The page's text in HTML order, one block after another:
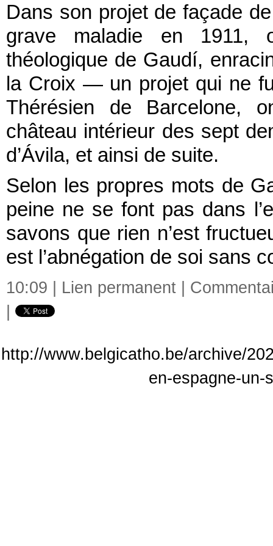
Dans son projet de façade
grave maladie en 1911,
théologique de Gaudí,
la Croix — un projet qui ne
Thérésien de Barcelone,
château intérieur des sept
d’Ávila, et ainsi de suite.
Selon les propres mots de
peine ne se font pas dans
savons que rien n’est
est l’abnégation de soi sans
10:09 | Lien permanent
http://www.belgicatho.be/archive/
en-espagne-un-